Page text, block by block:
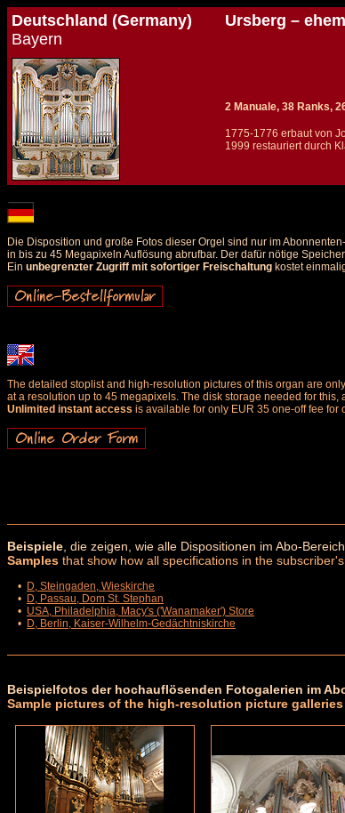
Deutschland (Germany)
Bayern
Ursberg –
2 Manuale, 38 Ranks,
1775-1776 erbaut von
1999 restauriert durch
Die Disposition und große Fotos dieser Orgel sind nur im
in bis zu 45 Megapixeln Auflösung abrufbar. Der dafür nötige
Ein unbegrenzter Zugriff mit sofortiger Freischaltung kostet
The detailed stoplist and high-resolution pictures of this organ are
at a resolution up to 45 megapixels. The disk storage needed for
Unlimited instant access is available for only EUR 35 one-off fee
Beispiele , die zeigen, wie alle Dispositionen im Abo-
Samples that show how all specifications in the
• D, Steingaden, Wieskirche
• D, Passau, Dom St. Stephan
• USA, Philadelphia, Macy's ('Wanamaker') Store
• D, Berlin, Kaiser-Wilhelm-Gedächtniskirche
Beispielfotos der hochauflösenden Fotogalerien im
Sample pictures of the high-resolution picture